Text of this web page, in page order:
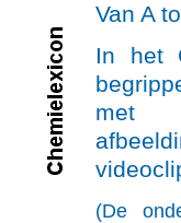
Van A
In het
met
(De